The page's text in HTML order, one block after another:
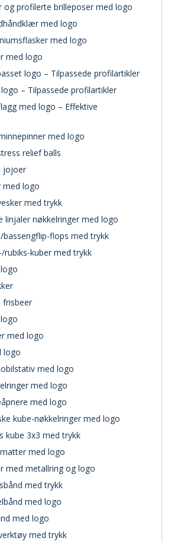
og profilerte brilleposer med logo
med logo
med logo
med logo
logo – Tilpassede profilartikler
– Tilpassede profilartikler
med logo – Effektive
med logo
relief balls
jojoer
med logo
med trykk
linjaler nøkkelringer med logo
bassengflip-flops med trykk
rubiks-kuber med trykk
frisbeer
med logo
logo
med logo
med logo
med logo
kube-nøkkelringer med logo
kube 3x3 med trykk
med logo
med metallring og logo
med trykk
med logo
med logo
med trykk